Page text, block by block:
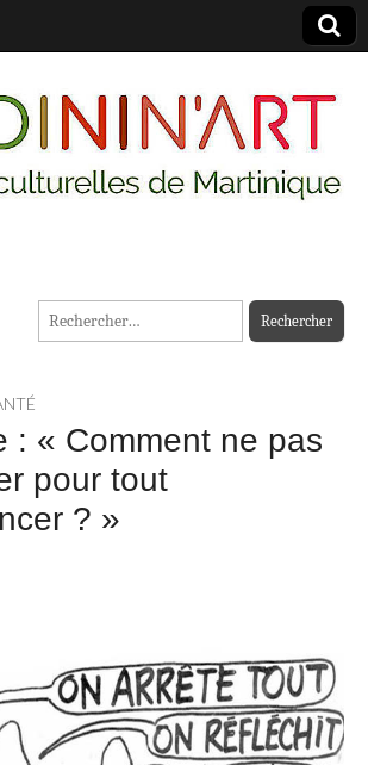
Rechercher :
: « Comment ne pas
pour tout
? »